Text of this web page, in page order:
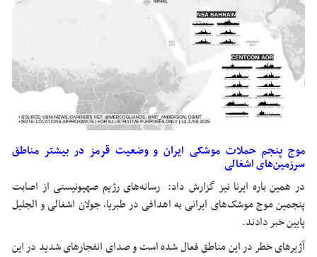
موج پنجم حملات موشکی ایران و وضعیت قرمز در بیشتر مناطق
سرزمین‌های اشغالی
در همین باره ایرنا نیز گزارش داد: رسانه‌های رژیم صهیونیستی از اصابت
پنجمین موج موشک‌های ایرانی به اهدافی در طبریا، جولان اشغالی و الجلیل
پایین خبر دادند.
آژیرهای خطر در این مناطق فعال شده است و صدای انفجارهای شدید در این